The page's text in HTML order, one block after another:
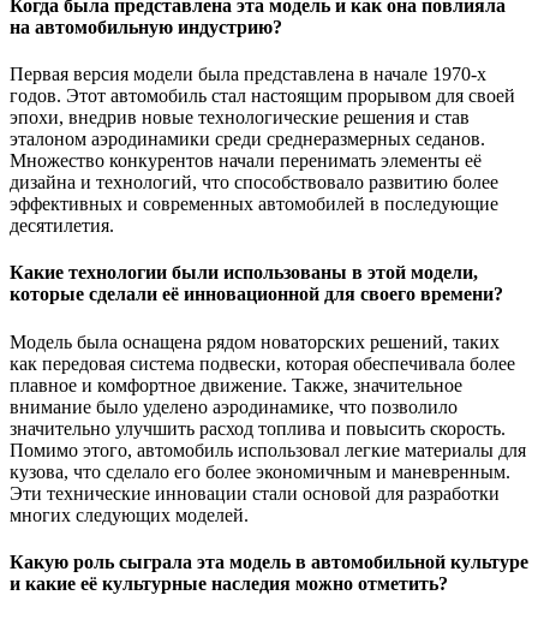
Когда была представлена эта модель и как она повлияла
на автомобильную индустрию?
Первая версия модели была представлена в начале 1970-х
годов. Этот автомобиль стал настоящим прорывом для своей
эпохи, внедрив новые технологические решения и став
эталоном аэродинамики среди среднеразмерных седанов.
Множество конкурентов начали перенимать элементы её
дизайна и технологий, что способствовало развитию более
эффективных и современных автомобилей в последующие
десятилетия.
Какие технологии были использованы в этой модели,
которые сделали её инновационной для своего времени?
Модель была оснащена рядом новаторских решений, таких
как передовая система подвески, которая обеспечивала более
плавное и комфортное движение. Также, значительное
внимание было уделено аэродинамике, что позволило
значительно улучшить расход топлива и повысить скорость.
Помимо этого, автомобиль использовал легкие материалы для
кузова, что сделало его более экономичным и маневренным.
Эти технические инновации стали основой для разработки
многих следующих моделей.
Какую роль сыграла эта модель в автомобильной культуре
и какие её культурные наследия можно отметить?